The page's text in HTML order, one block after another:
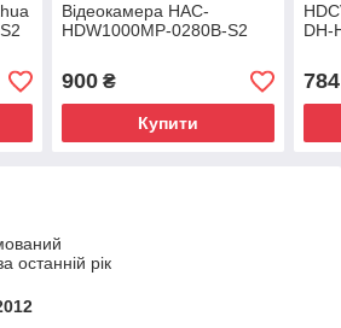
Відеокамера HAC-
HDW1000MP-0280B-S2
900₴
Купити
DH-
784
останній рік